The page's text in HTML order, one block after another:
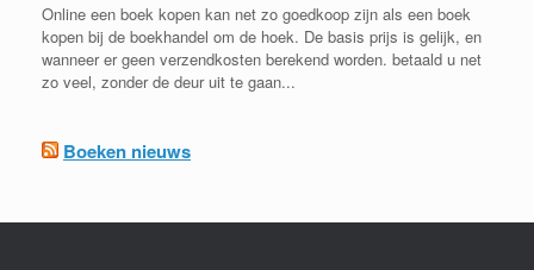
Online een boek kopen kan net zo goedkoop zijn als een boek
kopen bij de boekhandel om de hoek. De basis prijs is gelijk, en
wanneer er geen verzendkosten berekend worden. betaald u net
zo veel, zonder de deur uit te gaan...
Boeken nieuws